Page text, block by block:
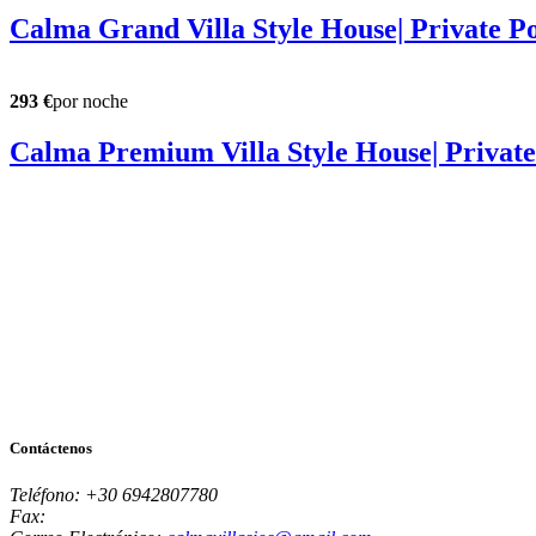
Calma Grand Villa Style House| Private
293 €por noche
Calma Premium Villa Style House|
Contáctenos
Teléfono: +30 6942807780
Fax: